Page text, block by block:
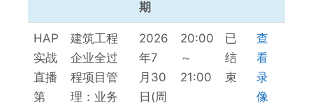
期
系
列
主题
举
办
日
期
时间
状
态
说
明
HAP
实战
直播
第
建筑工程
企业全过
程项目管
理：业务
2026
年7
月30
日(周
20:00
～
21:00
已
结
束
查
看
录
像